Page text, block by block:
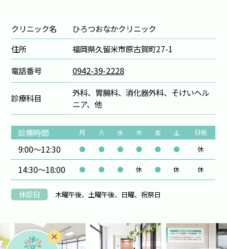
クリニック名
ひろつおなかクリニック
住所
福岡県久留米市原古賀町27-1
電話番号
0942-39-2228
診療科目
外科、胃腸科、消化器外科、そけいヘル
ニア、他
診療時間 月 火 水 木 金 土 日祝
9:00～12:30 ● ● ● ● ● ● 休
14:30～18:00 ● ● ● 休 ● 休 休
休診日 木曜午後、土曜午後、日曜、祝祭日